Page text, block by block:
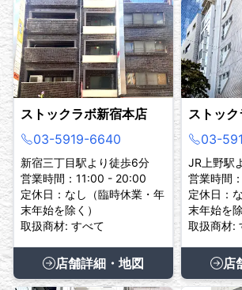
ストックラボ新宿本店
03-5919-6640
新宿三丁目駅より徒歩6分
営業時間：11:00 - 20:00
定休日：なし（臨時休業・年
末年始を除く）
取扱商材: すべて
店舗詳細・地図
ストッ
03-
JR上野駅
営業時間
定休日：
末年始を除
取扱商材:
店